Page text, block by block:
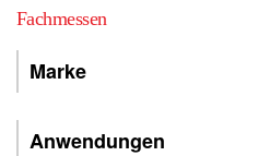
Fachmessen
Marke
Anwendungen